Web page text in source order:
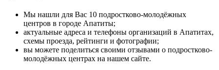
Мы нашли для Вас 10 подростково-молодёжных
центров в городе Апатиты;
актуальные адреса и телефоны организаций в Апатитах,
схемы проезда, рейтинги и фотографии;
вы можете поделиться своими отзывами о подростково-
молодёжных центрах на нашем сайте.